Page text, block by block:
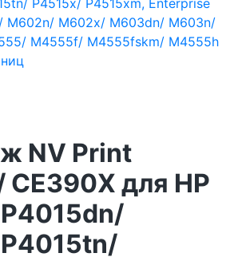
NV Print
СE390Х для HP